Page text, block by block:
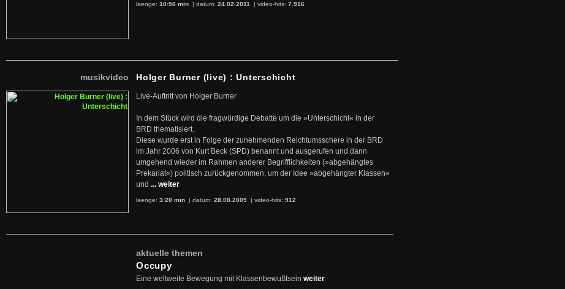
laenge: 10:56 min | datum: 24.02.2011 | video-hits: 7.916
musikvideo Holger Burner (live) : Unterschicht
Live-Auftritt von Holger Burner
In dem Stück wird die fragwürdige Debatte um die »Unterschicht« in der
BRD thematisiert.
Diese wurde erst in Folge der zunehmenden Reichtumsschere in der BRD
im Jahr 2006 von Kurt Beck (SPD) benannt und ausgerufen und dann
umgehend wieder im Rahmen anderer Begrifflichkeiten (»abgehängtes
Prekariat«) politisch zurückgenommen, um der Idee »abgehängter Klassen«
und ... weiter
laenge: 3:20 min | datum: 28.08.2009 | video-hits: 912
aktuelle themen
Occupy
Eine weltweite Bewegung mit Klassenbewußtsein weiter